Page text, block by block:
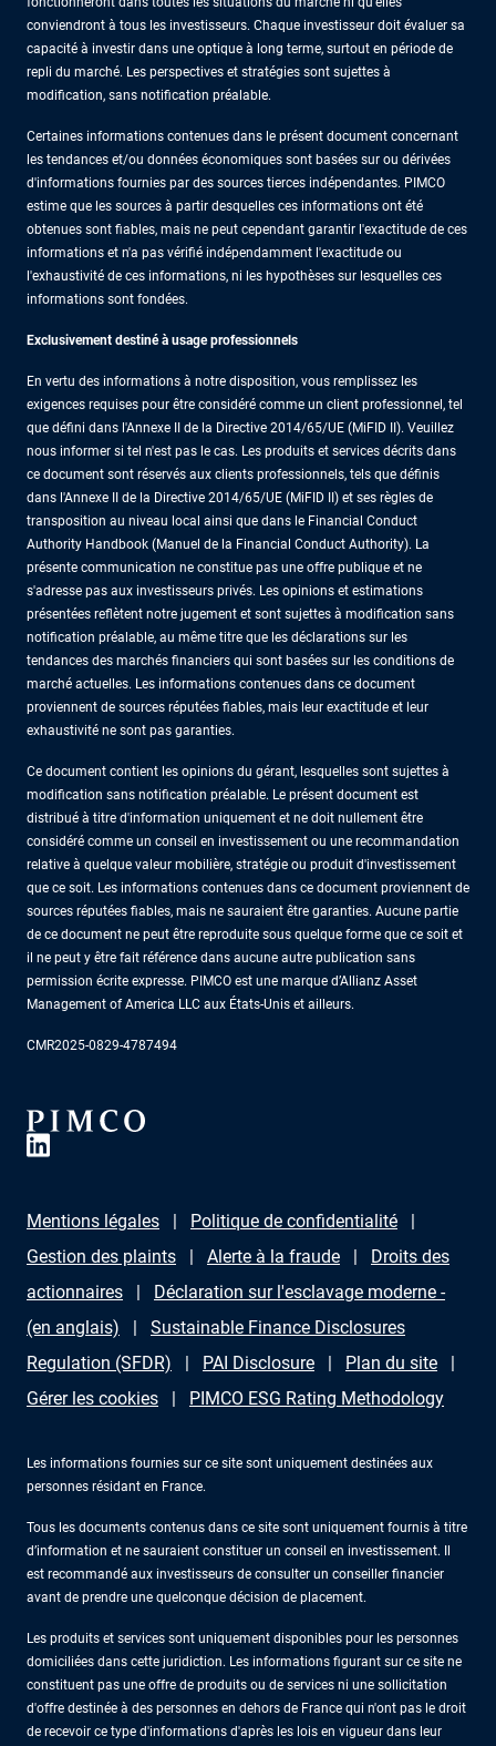
conviendront à tous les investisseurs. Chaque investisseur doit évaluer sa
capacité à investir dans une optique à long terme, surtout en période de
repli du marché. Les perspectives et stratégies sont sujettes à
modification, sans notification préalable.
Certaines informations contenues dans le présent document concernant
les tendances et/ou données économiques sont basées sur ou dérivées
d'informations fournies par des sources tierces indépendantes. PIMCO
estime que les sources à partir desquelles ces informations ont été
obtenues sont fiables, mais ne peut cependant garantir l'exactitude de ces
informations et n'a pas vérifié indépendamment l'exactitude ou
l'exhaustivité de ces informations, ni les hypothèses sur lesquelles ces
informations sont fondées.
Exclusivement destiné à usage professionnels
En vertu des informations à notre disposition, vous remplissez les
exigences requises pour être considéré comme un client professionnel, tel
que défini dans l'Annexe II de la Directive 2014/65/UE (MiFID II). Veuillez
nous informer si tel n'est pas le cas. Les produits et services décrits dans
ce document sont réservés aux clients professionnels, tels que définis
dans l'Annexe II de la Directive 2014/65/UE (MiFID II) et ses règles de
transposition au niveau local ainsi que dans le Financial Conduct
Authority Handbook (Manuel de la Financial Conduct Authority). La
présente communication ne constitue pas une offre publique et ne
s'adresse pas aux investisseurs privés. Les opinions et estimations
présentées reflètent notre jugement et sont sujettes à modification sans
notification préalable, au même titre que les déclarations sur les
tendances des marchés financiers qui sont basées sur les conditions de
marché actuelles. Les informations contenues dans ce document
proviennent de sources réputées fiables, mais leur exactitude et leur
exhaustivité ne sont pas garanties.
Ce document contient les opinions du gérant, lesquelles sont sujettes à
modification sans notification préalable. Le présent document est
distribué à titre d'information uniquement et ne doit nullement être
considéré comme un conseil en investissement ou une recommandation
relative à quelque valeur mobilière, stratégie ou produit d'investissement
que ce soit. Les informations contenues dans ce document proviennent de
sources réputées fiables, mais ne sauraient être garanties. Aucune partie
de ce document ne peut être reproduite sous quelque forme que ce soit et
il ne peut y être fait référence dans aucune autre publication sans
permission écrite expresse. PIMCO est une marque d’Allianz Asset
Management of America LLC aux États-Unis et ailleurs.
CMR2025-0829-4787494
Mentions légales
Politique de confidentialité
Gestion des plaints
Alerte à la fraude
Droits des
actionnaires
Déclaration sur l'esclavage moderne -
(en anglais)
Sustainable Finance Disclosures
Regulation (SFDR)
PAI Disclosure
Plan du site
Gérer les cookies
PIMCO ESG Rating Methodology
Les informations fournies sur ce site sont uniquement destinées aux
personnes résidant en France.
Tous les documents contenus dans ce site sont uniquement fournis à titre
d’information et ne sauraient constituer un conseil en investissement. Il
est recommandé aux investisseurs de consulter un conseiller financier
avant de prendre une quelconque décision de placement.
Les produits et services sont uniquement disponibles pour les personnes
domiciliées dans cette juridiction. Les informations figurant sur ce site ne
constituent pas une offre de produits ou de services ni une sollicitation
d'offre destinée à des personnes en dehors de France qui n'ont pas le droit
de recevoir ce type d'informations d'après les lois en vigueur dans leur